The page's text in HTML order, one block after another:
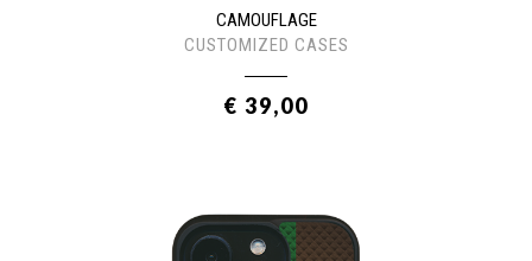
CAMOUFLAGE
CUSTOMIZED CASES
€ 39,00